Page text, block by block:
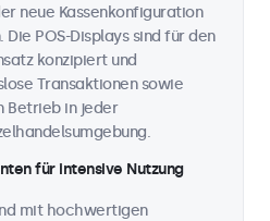
neue Kassenkonfiguration
POS-Displays sind für den
konzipiert und
Transaktionen sowie
Betrieb in jeder
für intensive Nutzung
mit hochwertigen